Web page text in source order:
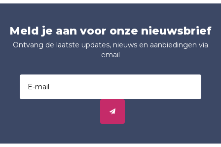
Meld je aan voor onze nieuwsbrief
Ontvang de laatste updates, nieuws en aanbiedingen via
email